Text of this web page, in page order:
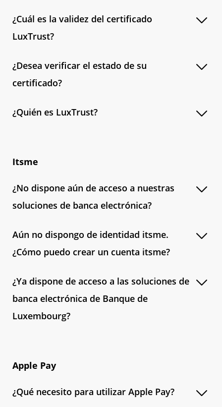
¿Cuál es la validez del certificado
LuxTrust?
¿Desea verificar el estado de su
certificado?
¿Quién es LuxTrust?
Itsme
¿No dispone aún de acceso a nuestras
soluciones de banca electrónica?
Aún no dispongo de identidad itsme.
¿Cómo puedo crear un cuenta itsme?
¿Ya dispone de acceso a las soluciones de
banca electrónica de Banque de
Luxembourg?
Apple Pay
¿Qué necesito para utilizar Apple Pay?